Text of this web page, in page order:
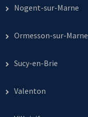
Nogent-sur-Marne
Ormesson-sur-Marne
Sucy-en-Brie
Valenton